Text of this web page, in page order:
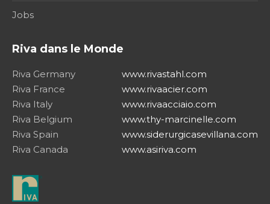
Jobs
Riva dans le Monde
Riva Germany
www.rivastahl.com
Riva France
www.rivaacier.com
Riva Italy
www.rivaacciaio.com
Riva Belgium
www.thy-marcinelle.com
Riva Spain
www.siderurgicasevillana.com
Riva Canada
www.asiriva.com